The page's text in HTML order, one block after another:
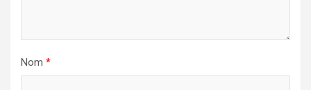
Nom *